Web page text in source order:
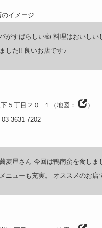
がすばらしい👍 料理はおいし
した‼️ 良いお店です♪
５丁目２０−１ （地図：
）
03-3631-7202
麦屋さん 今回は鴨南蛮を食しま
ニューも充実。 オススメのお店